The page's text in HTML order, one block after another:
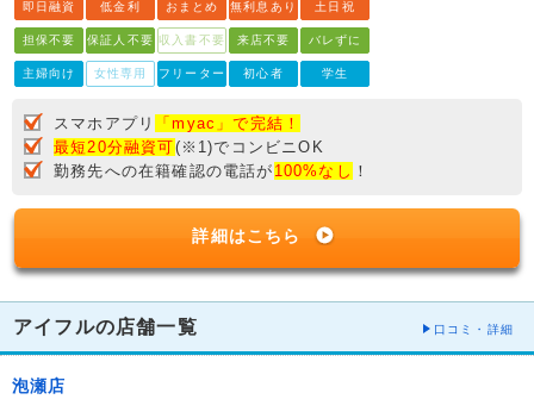
即日融資 低金利 おまとめ 無利息あり 土日祝
担保不要 保証人不要 収入書不要 来店不要 バレずに
主婦向け 女性専用 フリーター 初心者 学生
スマホアプリ
「myac」で完結！
最短20分融資可(※1)でコンビニOK
勤務先への在籍確認の電話が 100%なし ！
詳細はこちら
アイフルの店舗一覧 口コミ・詳細
泡瀬店